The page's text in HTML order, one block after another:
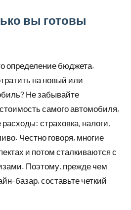
вы готовы
определение бюджета.
на новый или
Не забывайте
самого автомобиля,
страховка, налоги,
Честно говоря, многие
и потом сталкиваются с
Поэтому, прежде чем
базар, составьте четкий